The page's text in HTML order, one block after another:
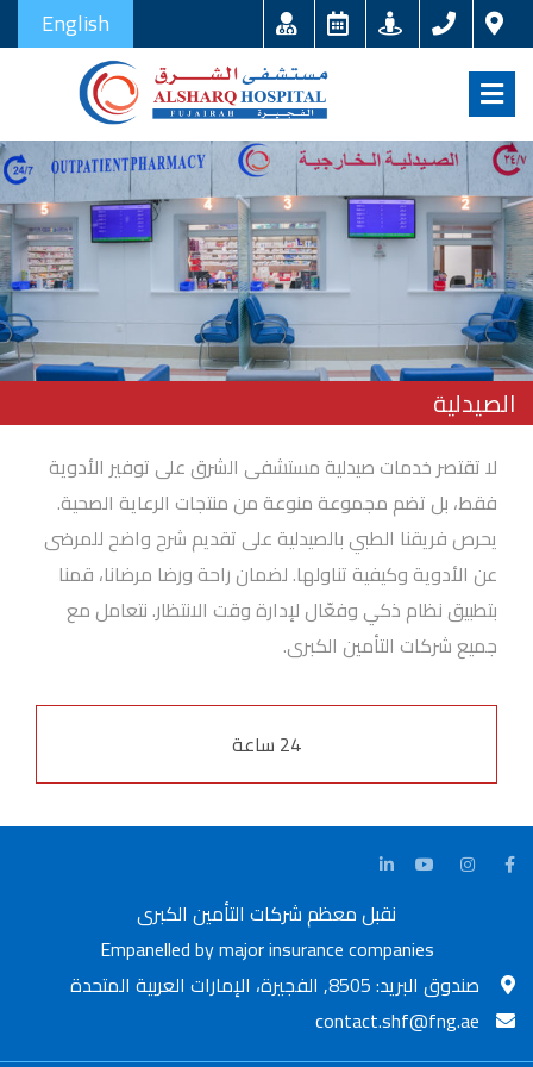
English
الصيدلية
لا تقتصر خدمات صيدلية مستشفى الشرق على توفير الأدوية
فقط، بل تضم مجموعة منوعة من منتجات الرعاية الصحية.
يحرص فريقنا الطبي بالصيدلية على تقديم شرح واضح للمرضى
عن الأدوية وكيفية تناولها. لضمان راحة ورضا مرضانا، قمنا
بتطبيق نظام ذكي وفعّال لإدارة وقت الانتظار. نتعامل مع
جميع شركات التأمين الكبرى.
24 ساعة
نقبل معظم شركات التأمين الكبرى
Empanelled by major insurance companies
صندوق البريد: 8505, الفجيرة، الإمارات العربية المتحدة
contact.shf@fng.ae